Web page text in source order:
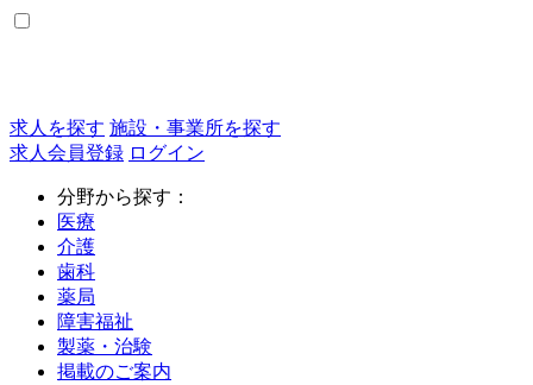
求人を探す 施設・事業所を探す
求人会員登録 ログイン
分野から探す：
医療
介護
歯科
薬局
障害福祉
製薬・治験
掲載のご案内